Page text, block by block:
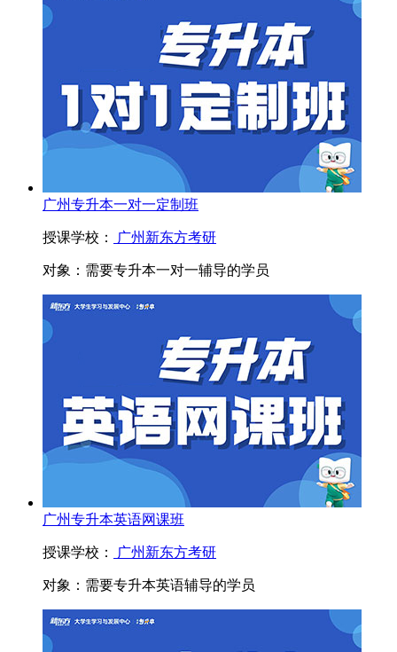
广州专升本一对一定制班
授课学校： 广州新东方考研
对象： 需要专升本一对一辅导的学员
广州专升本英语网课班
授课学校： 广州新东方考研
对象： 需要专升本英语辅导的学员